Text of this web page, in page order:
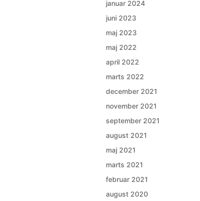
januar 2024
juni 2023
maj 2023
maj 2022
april 2022
marts 2022
december 2021
november 2021
september 2021
august 2021
maj 2021
marts 2021
februar 2021
august 2020